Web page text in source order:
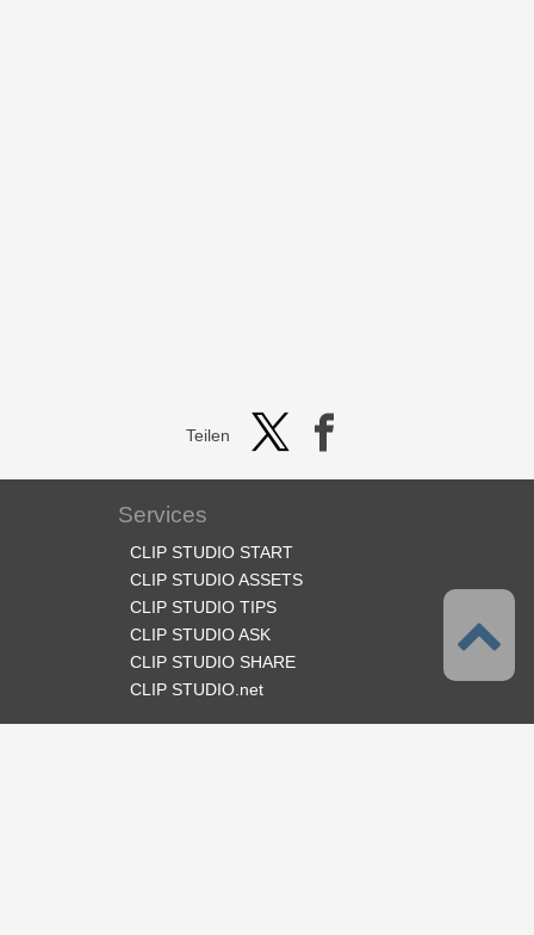
Teilen
Services
CLIP STUDIO START
CLIP STUDIO ASSETS
CLIP STUDIO TIPS
CLIP STUDIO ASK
CLIP STUDIO SHARE
CLIP STUDIO.net